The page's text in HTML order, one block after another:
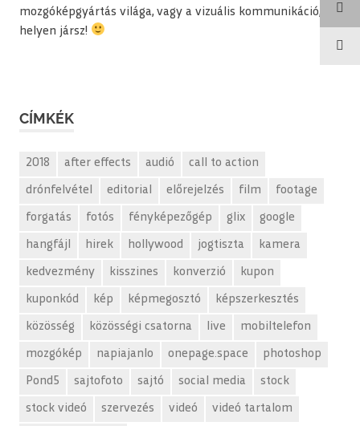
mozgóképgyártás világa, vagy a vizuális kommunikáció, jó
helyen jársz!
CÍMKÉK
2018 after effects audió call to action
drónfelvétel editorial előrejelzés film footage
forgatás fotós fényképezőgép glix google
hangfájl hirek hollywood jogtiszta kamera
kedvezmény kisszines konverzió kupon
kuponkód kép képmegosztó képszerkesztés
közösség közösségi csatorna live mobiltelefon
mozgókép napiajanlo onepage.space photoshop
Pond5 sajtofoto sajtó social media stock
stock videó szervezés videó videó tartalom